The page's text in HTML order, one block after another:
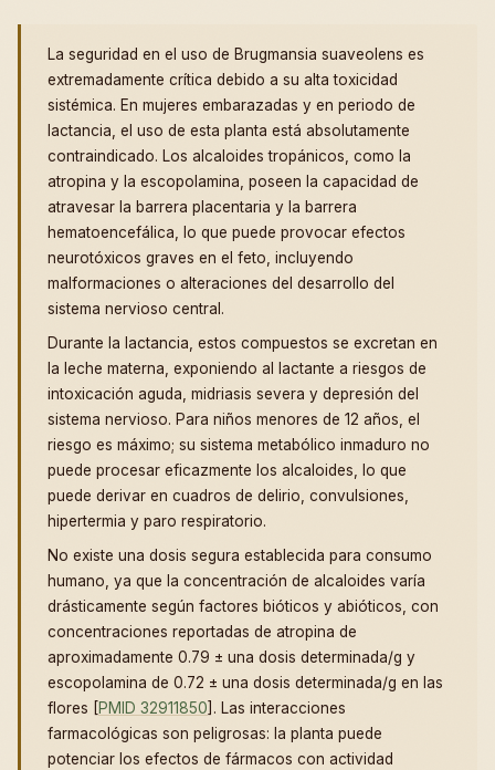
La seguridad en el uso de Brugmansia suaveolens es
extremadamente crítica debido a su alta toxicidad
sistémica. En mujeres embarazadas y en periodo de
lactancia, el uso de esta planta está absolutamente
contraindicado. Los alcaloides tropánicos, como la
atropina y la escopolamina, poseen la capacidad de
atravesar la barrera placentaria y la barrera
hematoencefálica, lo que puede provocar efectos
neurotóxicos graves en el feto, incluyendo
malformaciones o alteraciones del desarrollo del
sistema nervioso central.
Durante la lactancia, estos compuestos se excretan en
la leche materna, exponiendo al lactante a riesgos de
intoxicación aguda, midriasis severa y depresión del
sistema nervioso. Para niños menores de 12 años, el
riesgo es máximo; su sistema metabólico inmaduro no
puede procesar eficazmente los alcaloides, lo que
puede derivar en cuadros de delirio, convulsiones,
hipertermia y paro respiratorio.
No existe una dosis segura establecida para consumo
humano, ya que la concentración de alcaloides varía
drásticamente según factores bióticos y abióticos, con
concentraciones reportadas de atropina de
aproximadamente 0.79 ± una dosis determinada/g y
escopolamina de 0.72 ± una dosis determinada/g en las
flores [PMID 32911850]. Las interacciones
farmacológicas son peligrosas: la planta puede
potenciar los efectos de fármacos con actividad